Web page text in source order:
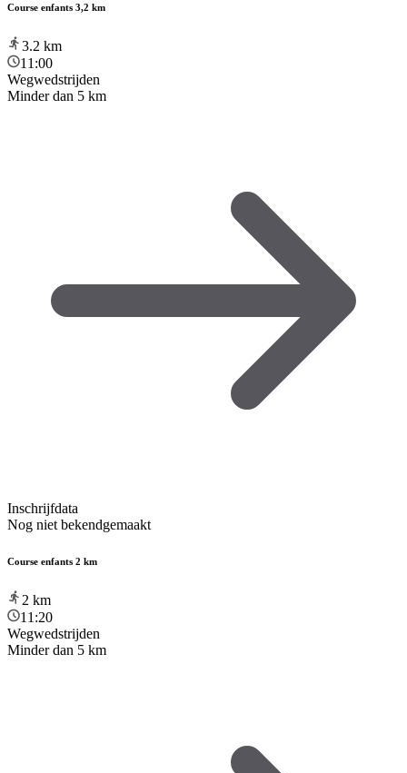
Course enfants 3,2 km
3.2 km
11:00
Wegwedstrijden
Minder dan 5 km
Inschrijfdata
Nog niet bekendgemaakt
Course enfants 2 km
2 km
11:20
Wegwedstrijden
Minder dan 5 km